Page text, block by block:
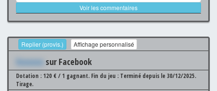
Voir les commentaires
Replier (provis.) Affichage personnalisé
Xxxxxxx sur Facebook
Dotation : 120 € / 1 gagnant. Fin du jeu : Terminé depuis le 30/12/2025.
Tirage.